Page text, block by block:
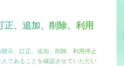
正、追加、削除、利用
示、訂正、追加、削除、利用停止
であることを確認させていただい